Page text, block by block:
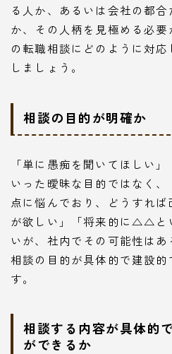
る人か、あるいは会社の都
か、その人柄を見極める必
の転職相談にどのように対
しましょう。
相談の目的が明確か
「単に愚痴を聞いてほしい
いった曖昧な目的ではなく
点に悩んでおり、どうすれ
が欲しい」「将来的に△△と
いが、社内でその可能性はあ
相談の目的が具体的で建設
す。
相談する内容が具体的
ができるか